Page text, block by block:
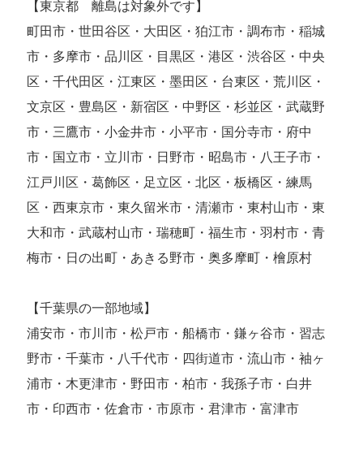
【東京都 離島は対象外です】
町田市・世田谷区・大田区・狛江市・調布市・稲城
市・多摩市・品川区・目黒区・港区・渋谷区・中央
区・千代田区・江東区・墨田区・台東区・荒川区・
文京区・豊島区・新宿区・中野区・杉並区・武蔵野
市・三鷹市・小金井市・小平市・国分寺市・府中
市・国立市・立川市・日野市・昭島市・八王子市・
江戸川区・葛飾区・足立区・北区・板橋区・練馬
区・西東京市・東久留米市・清瀬市・東村山市・東
大和市・武蔵村山市・瑞穂町・福生市・羽村市・青
梅市・日の出町・あきる野市・奥多摩町・檜原村
【千葉県の一部地域】
浦安市・市川市・松戸市・船橋市・鎌ヶ谷市・習志
野市・千葉市・八千代市・四街道市・流山市・袖ヶ
浦市・木更津市・野田市・柏市・我孫子市・白井
市・印西市・佐倉市・市原市・君津市・富津市